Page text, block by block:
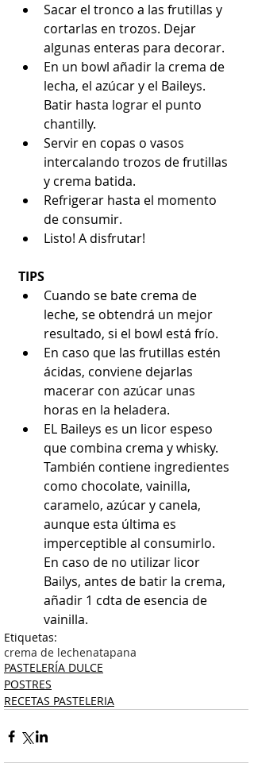
Sacar el tronco a las frutillas y
cortarlas en trozos. Dejar
algunas enteras para decorar.
En un bowl añadir la crema de
lecha, el azúcar y el Baileys.
Batir hasta lograr el punto
chantilly.
Servir en copas o vasos
intercalando trozos de frutillas
y crema batida.
Refrigerar hasta el momento
de consumir.
Listo! A disfrutar!
TIPS
Cuando se bate crema de
leche, se obtendrá un mejor
resultado, si el bowl está frío.
En caso que las frutillas estén
ácidas, conviene dejarlas
macerar con azúcar unas
horas en la heladera.
EL Baileys es un licor espeso
que combina crema y whisky.
También contiene ingredientes
como chocolate, vainilla,
caramelo, azúcar y canela,
aunque esta última es
imperceptible al consumirlo.
En caso de no utilizar licor
Bailys, antes de batir la crema,
añadir 1 cdta de esencia de
vainilla.
Etiquetas:
crema de lechenatapana
PASTELERÍA DULCE
POSTRES
RECETAS PASTELERIA